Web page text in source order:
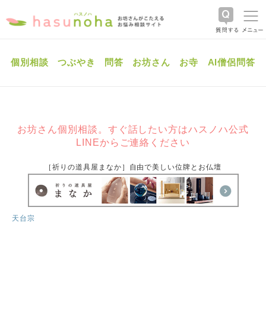
個別相談 つぶやき 問答 お坊さん お寺 AI僧侶問答
お坊さん個別相談。すぐ話したい方はハスノハ公式
LINEからご連絡ください
［祈りの道具屋まなか］自由で美しい位牌とお仏壇
天台宗